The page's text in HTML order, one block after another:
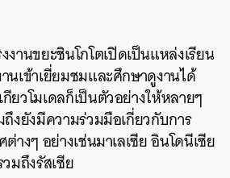
งานขยะชินโกโตเปิดเป็นแหล่งเรียน
เข้าเยี่ยมชมและศึกษาดูงานได้
วโมเดลก็เป็นตัวอย่างให้หลายๆ
งยังมีความร่วมมือเกี่ยวกับการ
างๆ อย่างเช่นมาเลเซีย อินโดนีเซีย
มถึงรัสเซีย